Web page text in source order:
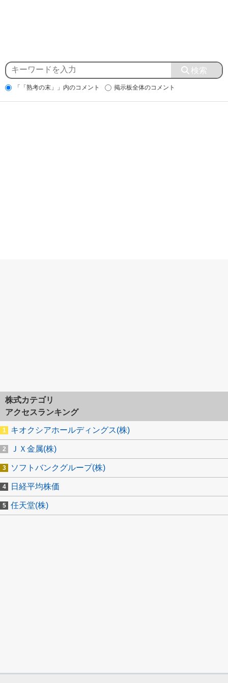
「「熟考の末」」内のコメント 掲示板全体のコメント
株式カテゴリ
アクセスランキング
キオクシアホールディングス(株)
ＪＸ金属(株)
ソフトバンクグループ(株)
日経平均株価
任天堂(株)